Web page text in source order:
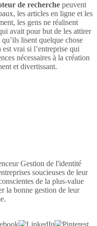
de recherche peuvent
les articles en ligne et les
les gens ne réalisent
avait pour but de les attirer
lisent quelque chose
vrai si l’entreprise qui
nécessaires à la création
et divertissant.
Gestion de l'identité
soucieuses de leur
de la plus-value
la bonne gestion de leur